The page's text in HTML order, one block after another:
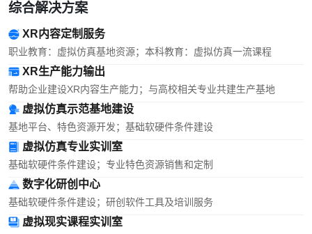
综合解决方案
XR内容定制服务
职业教育：虚拟仿真基地资源；本科教育：虚拟仿真一流课程
XR生产能力输出
帮助企业建设XR内容生产能力；与高校相关专业共建生产基地
虚拟仿真示范基地建设
基地平台、特色资源开发；基础软硬件条件建设
虚拟仿真专业实训室
基础软硬件条件建设；专业特色资源销售和定制
数字化研创中心
基础软硬件条件建设；研创软件工具及培训服务
虚拟现实课程实训室